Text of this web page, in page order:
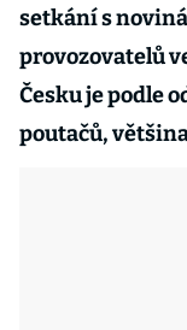
setkání s
provozovatelů
Česku je podle
poutačů,